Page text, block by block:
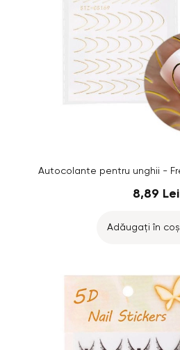
8,89 Lei
Adăugați în coș